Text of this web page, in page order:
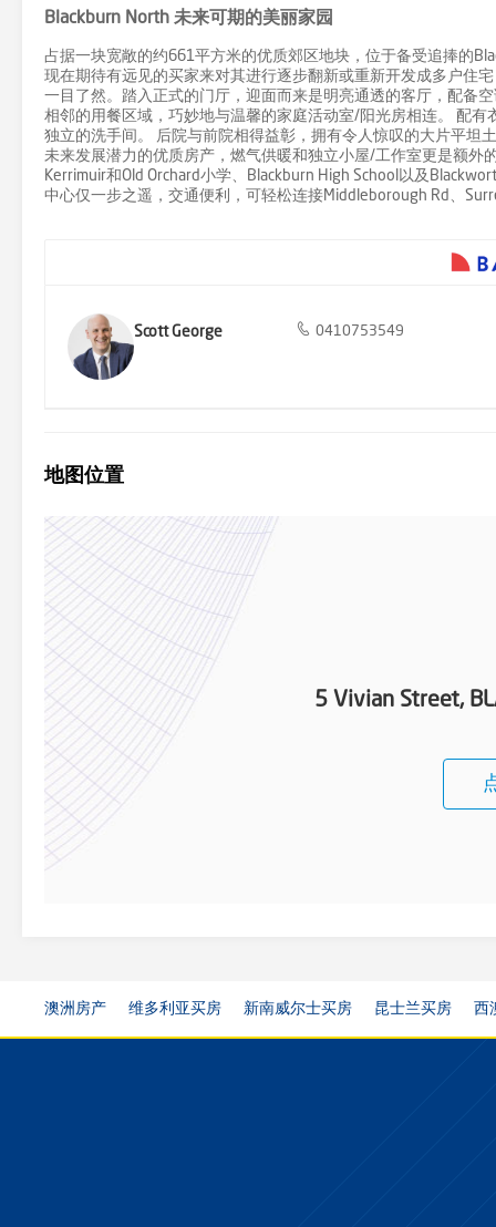
Blackburn North 未来可期的美丽家园
占据一块宽敞的约661平方米的优质郊区地块，位于备受追捧的
现在期待有远见的买家来对其进行逐步翻新或重新开发成多户住
一目了然。踏入正式的门厅，迎面而来是明亮通透的客厅，配备
相邻的用餐区域，巧妙地与温馨的家庭活动室/阳光房相连。 配
独立的洗手间。 后院与前院相得益彰，拥有令人惊叹的大片平坦
未来发展潜力的优质房产，燃气供暖和独立小屋/工作室更是额外
Kerrimuir和Old Orchard小学、Blackburn High School以及
中心仅一步之遥，交通便利，可轻松连接Middleborough Rd、
Scott George 0410753549
地图位置
5 Vivian Street,
澳洲房产 维多利亚买房 新南威尔士买房 昆士兰买房 西